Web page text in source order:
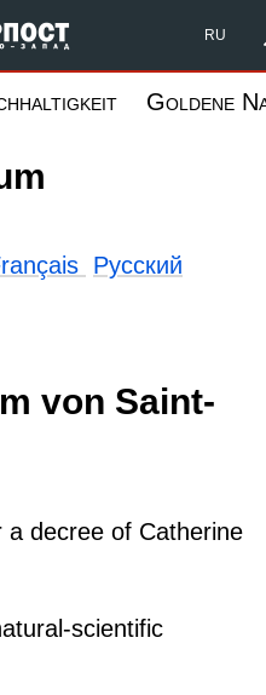
Северо-Запад
RU
Goldene
Русский
von Saint-
a decree of Catherine
scientific